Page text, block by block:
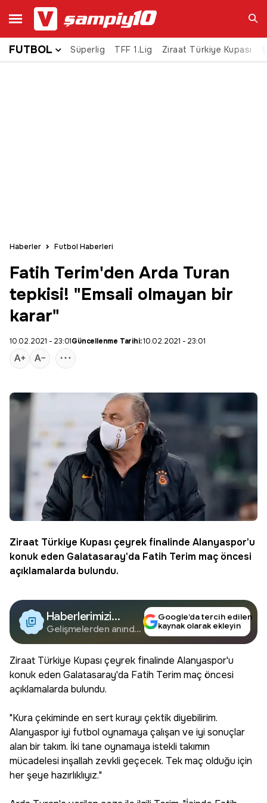
Ara
FUTBOL Süperlig TFF 1.Lig Ziraat Türkiye Kupası
Haberler Futbol Haberleri
Fatih Terim'den Arda Turan
tepkisi! "Emsali olmayan bir
karar"
10.02.2021 - 23:01Güncellenme Tarihi:10.02.2021 - 23:01
Ziraat Türkiye Kupası çeyrek finalinde Alanyaspor'u
konuk eden Galatasaray'da Fatih Terim maç öncesi
açıklamalarda bulundu.
Haberlerimizi
Google'da Takip
Edin
Gelişmelerden anında
Google’da tercih edilen
kaynak olarak ekleyin
Ziraat Türkiye Kupası çeyrek finalinde Alanyaspor'u
konuk eden Galatasaray'da Fatih Terim maç öncesi
açıklamalarda bulundu.
"Kura çekiminde en sert kurayı çektik diyebilirim.
Alanyaspor iyi futbol oynamaya çalışan ve iyi sonuçlar
alan bir takım. İki tane oynamaya istekli takımın
mücadelesi inşallah zevkli geçecek. Tek maç olduğu için
her şeye hazırlıklıyız."